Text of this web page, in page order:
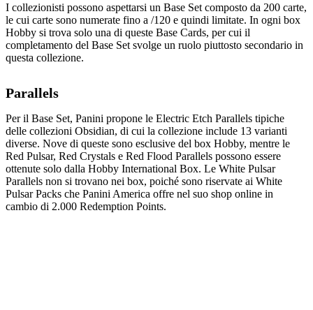
I collezionisti possono aspettarsi un Base Set composto da 200 carte,
le cui carte sono numerate fino a /120 e quindi limitate. In ogni box
Hobby si trova solo una di queste Base Cards, per cui il
completamento del Base Set svolge un ruolo piuttosto secondario in
questa collezione.
Parallels
Per il Base Set, Panini propone le Electric Etch Parallels tipiche
delle collezioni Obsidian, di cui la collezione include 13 varianti
diverse. Nove di queste sono esclusive del box Hobby, mentre le
Red Pulsar, Red Crystals e Red Flood Parallels possono essere
ottenute solo dalla Hobby International Box. Le White Pulsar
Parallels non si trovano nei box, poiché sono riservate ai White
Pulsar Packs che Panini America offre nel suo shop online in
cambio di 2.000 Redemption Points.